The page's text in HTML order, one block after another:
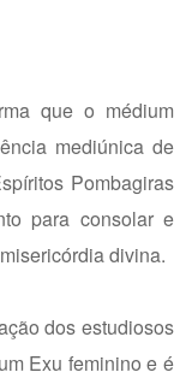
que o médium
mediúnica de
Pombagiras
para consolar e
divina.
dos estudiosos
Exu feminino e é